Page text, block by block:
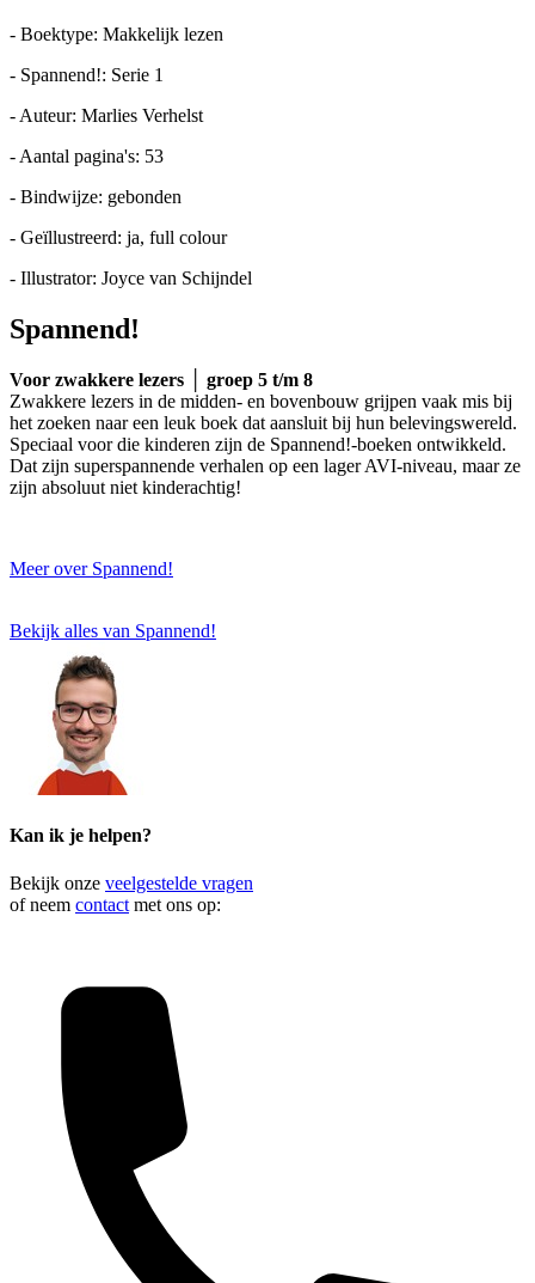
- Boektype: Makkelijk lezen
- Spannend!: Serie 1
- Auteur: Marlies Verhelst
- Aantal pagina's: 53
- Bindwijze: gebonden
- Geïllustreerd: ja, full colour
- Illustrator: Joyce van Schijndel
Spannend!
Voor zwakkere lezers │ groep 5 t/m 8
Zwakkere lezers in de midden- en bovenbouw grijpen vaak mis bij
het zoeken naar een leuk boek dat aansluit bij hun belevingswereld.
Speciaal voor die kinderen zijn de Spannend!-boeken ontwikkeld.
Dat zijn superspannende verhalen op een lager AVI-niveau, maar ze
zijn absoluut niet kinderachtig!
Meer over Spannend!
Bekijk alles van Spannend!
Kan ik je helpen?
Bekijk onze veelgestelde vragen
of neem contact met ons op: